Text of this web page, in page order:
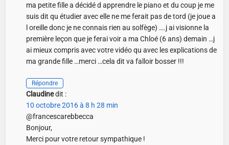
ma petite fille a décidé d apprendre le piano et du coup je me
suis dit qu étudier avec elle ne me ferait pas de tord (je joue a
l oreille donc je ne connais rien au solfège) ….j ai visionne la
première leçon que je ferai voir a ma Chloé (6 ans) demain …j
ai mieux compris avec votre vidéo qu avec les explications de
ma grande fille …merci …cela dit va falloir bosser !!!
Répondre
Claudinedit :
10 octobre 2016 à 8 h 28 min
@francescarebbecca
Bonjour,
Merci pour votre retour sympathique !